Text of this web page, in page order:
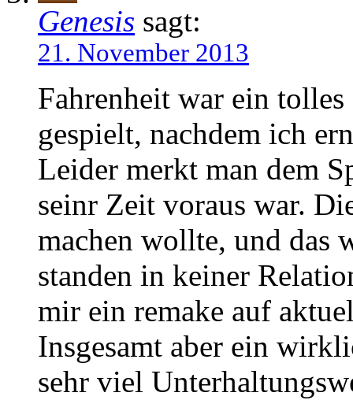
Genesis sagt:
21. November 2013
Fahrenheit war ein tolles
gespielt, nachdem ich
Leider merkt man dem
seinr Zeit voraus war.
machen wollte, und das
standen in keiner
mir ein remake auf
Insgesamt aber ein
sehr viel